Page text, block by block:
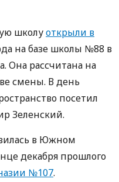
школуоткрыли в
на базе школы №88 в
Она рассчитана на
смены. В день
посетил
Зеленский.
в Южном
декабря прошлого
№107.